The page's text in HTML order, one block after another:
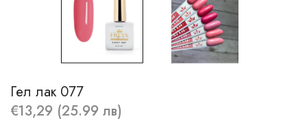
Гел лак 077
€13,29 (25.99 лв)